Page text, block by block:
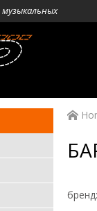
музыкальных
бренд: